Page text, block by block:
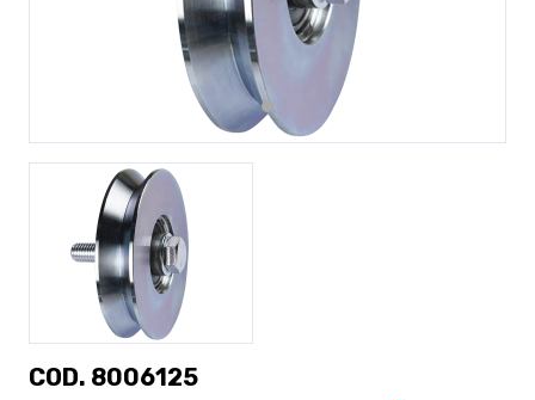
COD. 8006125